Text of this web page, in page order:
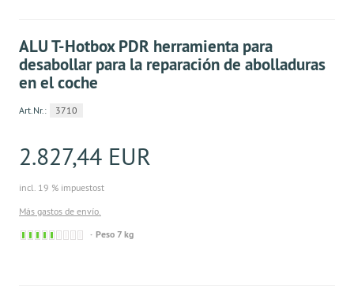
ALU T-Hotbox PDR herramienta para
desabollar para la reparación de abolladuras
en el coche
Art.Nr.: 3710
2.827,44 EUR
incl. 19 % impuestost
Más gastos de envío.
Derzeit nicht lieferbar. Ware bereits nachbestellt
Peso 7 kg